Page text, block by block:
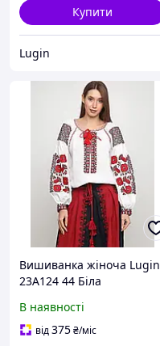
Купити
Lugin
Вишиванка жіноча Lugin
23А124 44 Біла
В наявності
від375₴/міс